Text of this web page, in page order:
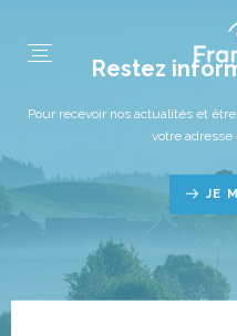
Restez
Pour recevoir nos actualités et
votre
JE